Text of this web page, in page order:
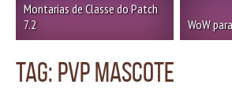
Montarias de Classe do Patch
7.2
WoW
TAG: pvp mascote